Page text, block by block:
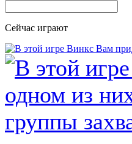
Сейчас играют